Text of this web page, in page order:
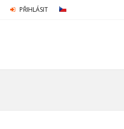
PŘIHLÁSIT